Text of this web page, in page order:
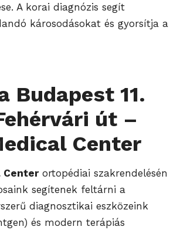
A korai diagnózis segít
károsodásokat és gyorsítja a
Budapest 11.
út –
Center
Centerortopédiai szakrendelésén
segítenek feltárni a
diagnosztikai eszközeink
és modern terápiás